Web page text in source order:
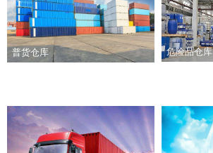
普货仓库 危险品仓库